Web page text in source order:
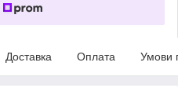
Доставка Оплата Умови